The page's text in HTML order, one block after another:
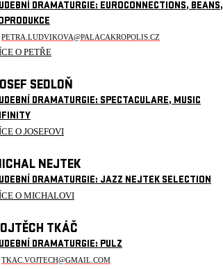
DRAMATURGIE: EUROCONNECTIONS, BEANS,
PETRA.LUDVIKOVA@PALACAKROPOLIS.CZ
O PETŘE
SEDLOŇ
DRAMATURGIE: SPECTACULARE, MUSIC
O JOSEFOVI
NEJTEK
DRAMATURGIE: JAZZ NEJTEK SELECTION
O MICHALOVI
TKÁČ
DRAMATURGIE: PULZ
TKAC.VOJTECH@GMAIL.COM